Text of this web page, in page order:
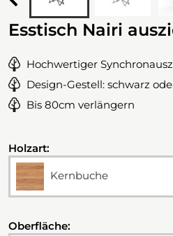
Esstisch Nairi
Hochwertiger
Design-Gestell: schwarz
Bis 80cm verlängern
Holzart:
Kernbuche
Oberfläche: